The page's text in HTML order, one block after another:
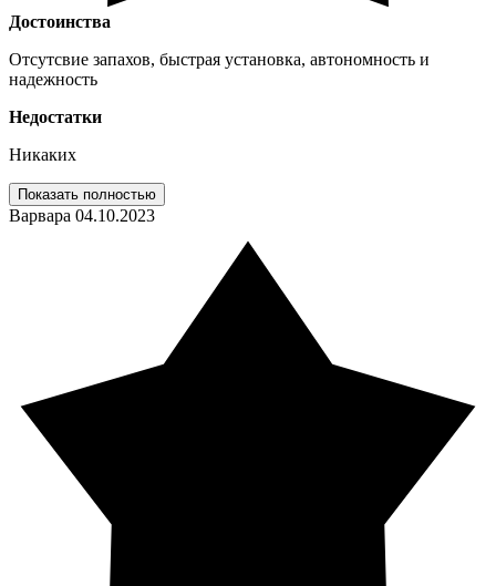
Достоинства
Отсутсвие запахов, быстрая установка, автономность и
надежность
Недостатки
Никаких
Показать полностью
Варвара 04.10.2023